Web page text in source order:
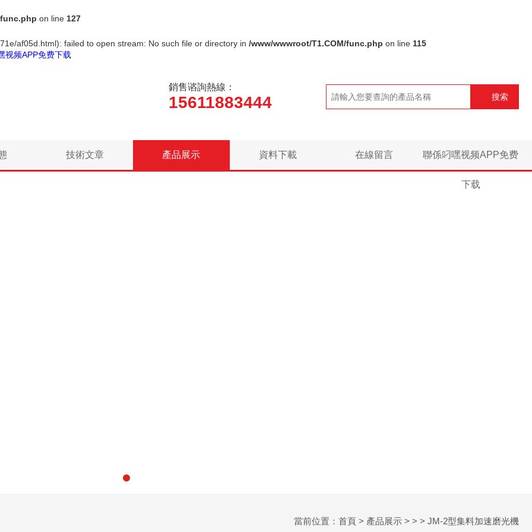
on line 127
af05d.html): failed to open stream: No such file or directory in /www/wwwroot/T1.COM/func.php on line 115
视频APP免费下载
銷售谘詢熱線：
15611883444 搜索
技術文章 產品展示 資料下載 在線留言 聯係叼嘿视频APP免费
下载
當前位置： 首頁 > 產品展示 > > > JM-2型集料加速磨光機